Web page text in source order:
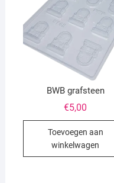
BWB grafsteen
€5,00
Toevoegen aan
winkelwagen